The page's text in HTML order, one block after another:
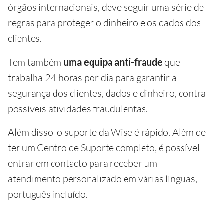
órgãos internacionais, deve seguir uma série de
regras para proteger o dinheiro e os dados dos
clientes.
Tem também uma equipa anti-fraude que
trabalha 24 horas por dia para garantir a
segurança dos clientes, dados e dinheiro, contra
possíveis atividades fraudulentas.
Além disso, o suporte da Wise é rápido. Além de
ter um Centro de Suporte completo, é possível
entrar em contacto para receber um
atendimento personalizado em várias línguas,
português incluído.